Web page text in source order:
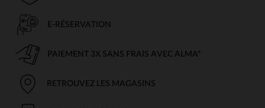
E-RÉSERVATION
PAIEMENT 3X SANS FRAIS AVEC ALMA*
RETROUVEZ LES MAGASINS